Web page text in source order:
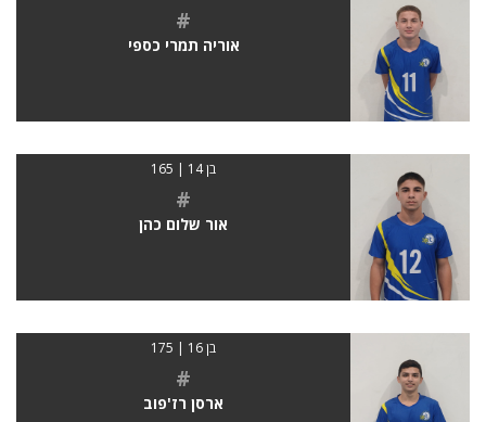
#
אוריה תמרי כספי
בן 14 | 165
#
אור שלום כהן
בן 16 | 175
#
ארסן רז'פוב